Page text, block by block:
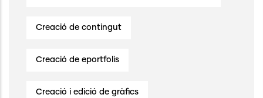
Creació de contingut
Creació de eportfolis
Creació i edició de gràfics